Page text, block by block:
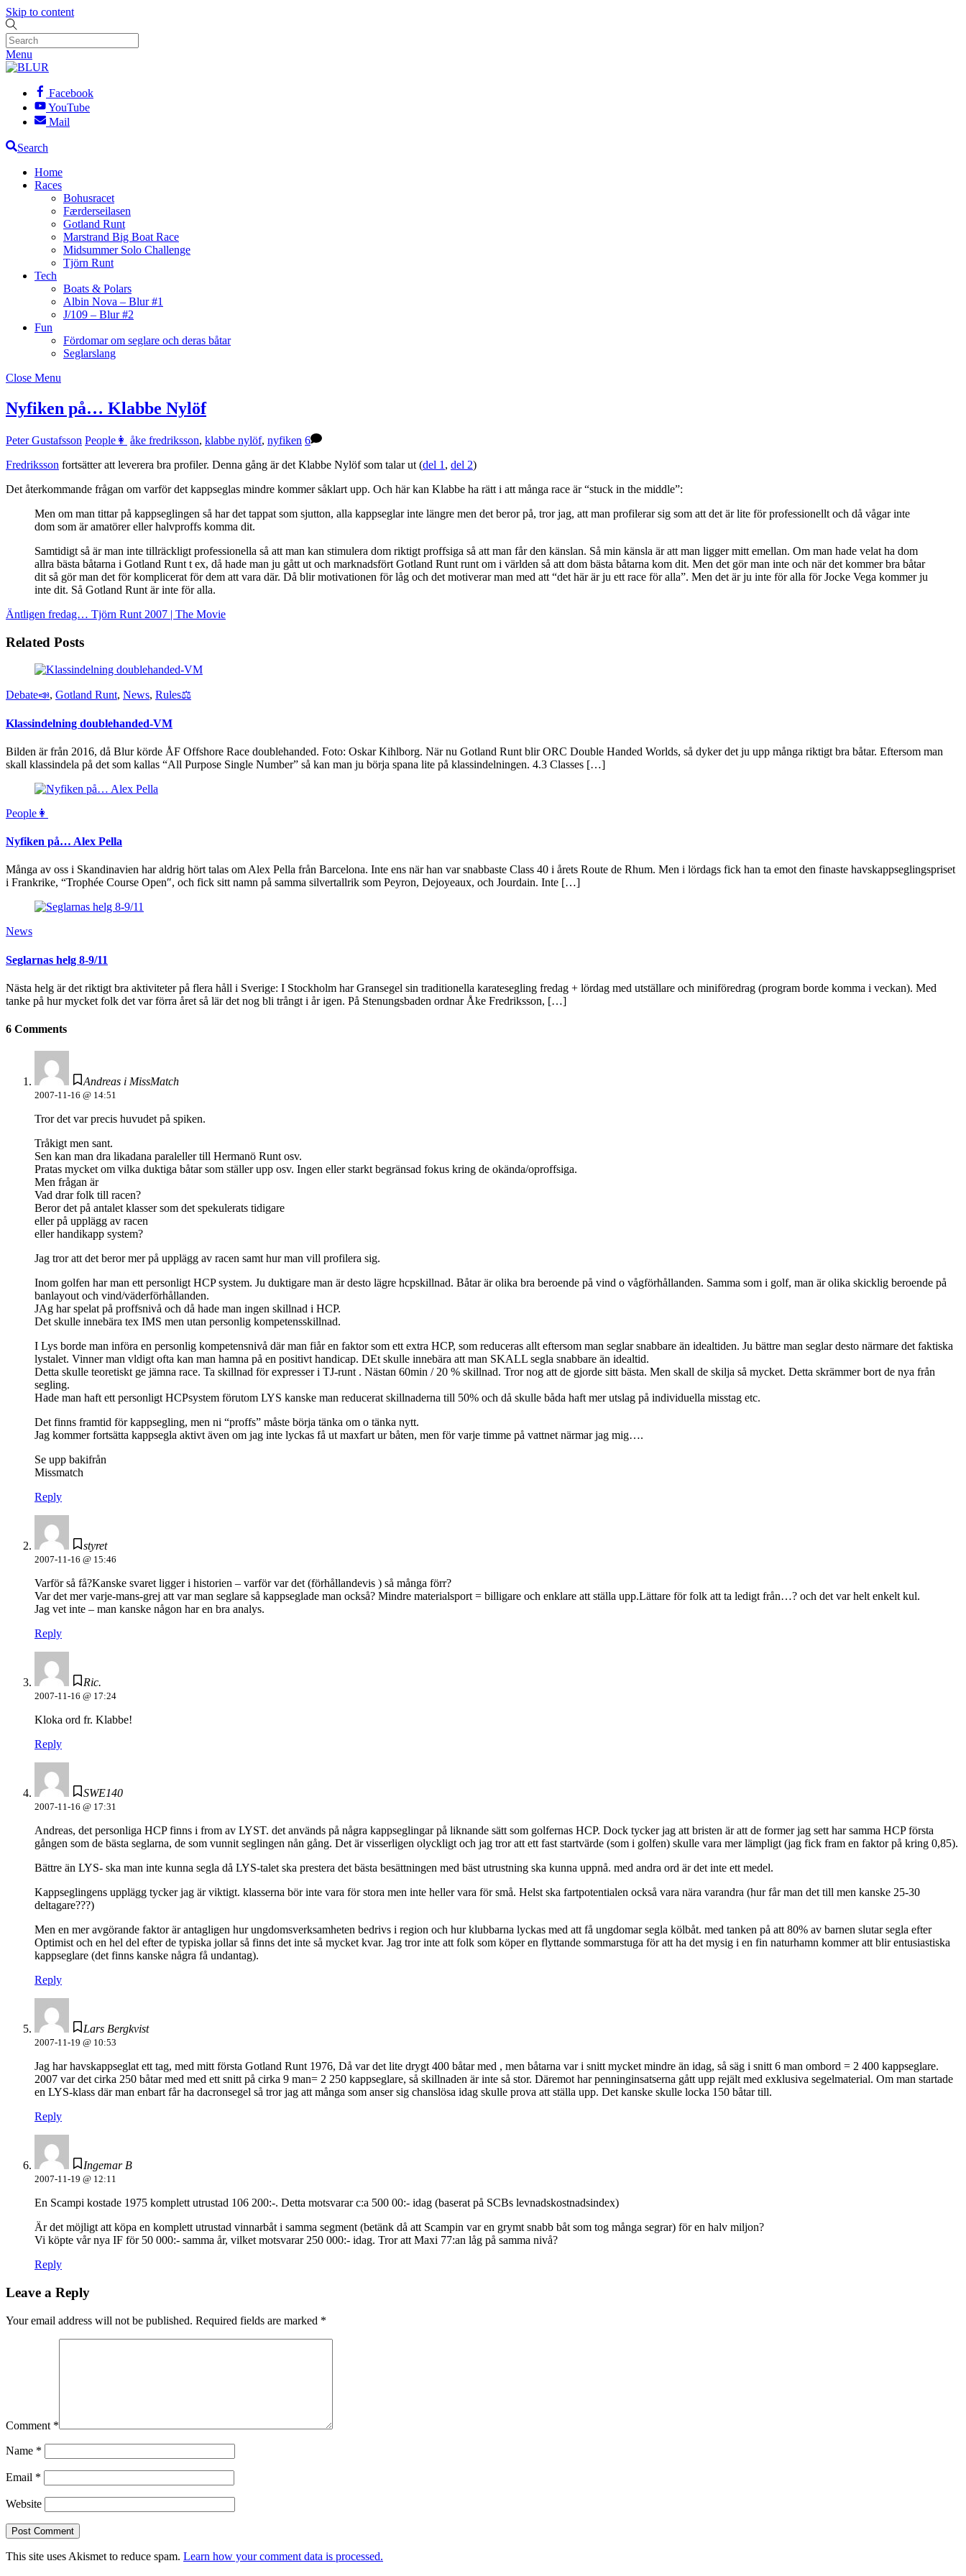
Skip to content
Menu
Facebook
YouTube
Mail
Search
Home
Races
Bohusracet
Færderseilasen
Gotland Runt
Marstrand Big Boat Race
Midsummer Solo Challenge
Tjörn Runt
Tech
Boats & Polars
Albin Nova – Blur #1
J/109 – Blur #2
Fun
Fördomar om seglare och deras båtar
Seglarslang
Close Menu
Nyfiken på… Klabbe Nylöf
Peter Gustafsson People👩 åke fredriksson, klabbe nylöf, nyfiken 6
Fredriksson fortsätter att leverera bra profiler. Denna gång är det Klabbe Nylöf som talar ut (del 1 , del 2)
Det återkommande frågan om varför det kappseglas mindre kommer såklart upp. Och här kan Klabbe ha rätt i att många race är “stuck in the middle”:
Men om man tittar på kappseglingen så har det tappat som sjutton, alla kappseglar inte längre men det beror på, tror jag, att man profilerar sig som att det är lite för professionellt och då vågar inte
dom som är amatörer eller halvproffs komma dit.
Samtidigt så är man inte tillräckligt professionella så att man kan stimulera dom riktigt proffsiga så att man får den känslan. Så min känsla är att man ligger mitt emellan. Om man hade velat ha dom
allra bästa båtarna i Gotland Runt t ex, då hade man ju gått ut och marknadsfört Gotland Runt runt om i världen så att dom bästa båtarna kom dit. Men det gör man inte och när det kommer bra båtar
dit så gör man det för komplicerat för dem att vara där. Då blir motivationen för låg och det motiverar man med att “det här är ju ett race för alla”. Men det är ju inte för alla för Jocke Vega kommer ju
inte dit. Så Gotland Runt är inte för alla.
Äntligen fredag… Tjörn Runt 2007 | The Movie
Related Posts
Debate📣, Gotland Runt, News, Rules⚖️
Klassindelning doublehanded-VM
Bilden är från 2016, då Blur körde ÅF Offshore Race doublehanded. Foto: Oskar Kihlborg. När nu Gotland Runt blir ORC Double Handed Worlds, så dyker det ju upp många riktigt bra båtar. Eftersom man
skall klassindela på det som kallas “All Purpose Single Number” så kan man ju börja spana lite på klassindelningen. 4.3 Classes […]
People👩
Nyfiken på… Alex Pella
Många av oss i Skandinavien har aldrig hört talas om Alex Pella från Barcelona. Inte ens när han var snabbaste Class 40 i årets Route de Rhum. Men i lördags fick han ta emot den finaste havskappseglingspriset
i Frankrike, “Trophée Course Open″, och fick sitt namn på samma silvertallrik som Peyron, Dejoyeaux, och Jourdain. Inte […]
News
Seglarnas helg 8-9/11
Nästa helg är det riktigt bra aktiviteter på flera håll i Sverige: I Stockholm har Gransegel sin traditionella karatesegling fredag + lördag med utställare och miniföredrag (program borde komma i veckan). Med
tanke på hur mycket folk det var förra året så lär det nog bli trångt i år igen. På Stenungsbaden ordnar Åke Fredriksson, […]
6 Comments
Andreas i MissMatch
2007-11-16 @ 14:51
Tror det var precis huvudet på spiken.
Tråkigt men sant.
Sen kan man dra likadana paraleller till Hermanö Runt osv.
Pratas mycket om vilka duktiga båtar som ställer upp osv. Ingen eller starkt begränsad fokus kring de okända/oproffsiga.
Men frågan är
Vad drar folk till racen?
Beror det på antalet klasser som det spekulerats tidigare
eller på upplägg av racen
eller handikapp system?
Jag tror att det beror mer på upplägg av racen samt hur man vill profilera sig.
Inom golfen har man ett personligt HCP system. Ju duktigare man är desto lägre hcpskillnad. Båtar är olika bra beroende på vind o vågförhållanden. Samma som i golf, man är olika skicklig beroende på
banlayout och vind/väderförhållanden.
JAg har spelat på proffsnivå och då hade man ingen skillnad i HCP.
Det skulle innebära tex IMS men utan personlig kompetensskillnad.
I Lys borde man införa en personlig kompetensnivå där man fiår en faktor som ett extra HCP, som reduceras allt eftersom man seglar snabbare än idealtiden. Ju bättre man seglar desto närmare det faktiska
lystalet. Vinner man vldigt ofta kan man hamna på en positivt handicap. DEt skulle innebära att man SKALL segla snabbare än idealtid.
Detta skulle teoretiskt ge jämna race. Ta skillnad för expresser i TJ-runt . Nästan 60min / 20 % skillnad. Tror nog att de gjorde sitt bästa. Men skall de skilja så mycket. Detta skrämmer bort de nya från
segling.
Hade man haft ett personligt HCPsystem förutom LYS kanske man reducerat skillnaderna till 50% och då skulle båda haft mer utslag på individuella misstag etc.
Det finns framtid för kappsegling, men ni “proffs” måste börja tänka om o tänka nytt.
Jag kommer fortsätta kappsegla aktivt även om jag inte lyckas få ut maxfart ur båten, men för varje timme på vattnet närmar jag mig….
Se upp bakifrån
Missmatch
Reply
styret
2007-11-16 @ 15:46
Varför så få?Kanske svaret ligger i historien – varför var det (förhållandevis ) så många förr?
Var det mer varje-mans-grej att var man seglare så kappseglade man också? Mindre materialsport = billigare och enklare att ställa upp.Lättare för folk att ta ledigt från…? och det var helt enkelt kul.
Jag vet inte – man kanske någon har en bra analys.
Reply
Ric.
2007-11-16 @ 17:24
Kloka ord fr. Klabbe!
Reply
SWE140
2007-11-16 @ 17:31
Andreas, det personliga HCP finns i from av LYST. det används på några kappseglingar på liknande sätt som golfernas HCP. Dock tycker jag att bristen är att de former jag sett har samma HCP första
gången som de bästa seglarna, de som vunnit seglingen nån gång. Det är visserligen olyckligt och jag tror att ett fast startvärde (som i golfen) skulle vara mer lämpligt (jag fick fram en faktor på kring 0,85).
Bättre än LYS- ska man inte kunna segla då LYS-talet ska prestera det bästa besättningen med bäst utrustning ska kunna uppnå. med andra ord är det inte ett medel.
Kappseglingens upplägg tycker jag är viktigt. klasserna bör inte vara för stora men inte heller vara för små. Helst ska fartpotentialen också vara nära varandra (hur får man det till men kanske 25-30
deltagare???)
Men en mer avgörande faktor är antagligen hur ungdomsverksamheten bedrivs i region och hur klubbarna lyckas med att få ungdomar segla kölbåt. med tanken på att 80% av barnen slutar segla efter
Optimist och en hel del efter de typiska jollar så finns det inte så mycket kvar. Jag tror inte att folk som köper en flyttande sommarstuga för att ha det mysig i en fin naturhamn kommer att blir entusiastiska
kappseglare (det finns kanske några få undantag).
Reply
Lars Bergkvist
2007-11-19 @ 10:53
Jag har havskappseglat ett tag, med mitt första Gotland Runt 1976, Då var det lite drygt 400 båtar med , men båtarna var i snitt mycket mindre än idag, så säg i snitt 6 man ombord = 2 400 kappseglare.
2007 var det cirka 250 båtar med med ett snitt på cirka 9 man= 2 250 kappseglare, så skillnaden är inte så stor. Däremot har penninginsatserna gått upp rejält med exklusiva segelmaterial. Om man startade
en LYS-klass där man enbart får ha dacronsegel så tror jag att många som anser sig chanslösa idag skulle prova att ställa upp. Det kanske skulle locka 150 båtar till.
Reply
Ingemar B
2007-11-19 @ 12:11
En Scampi kostade 1975 komplett utrustad 106 200:-. Detta motsvarar c:a 500 00:- idag (baserat på SCBs levnadskostnadsindex)
Är det möjligt att köpa en komplett utrustad vinnarbåt i samma segment (betänk då att Scampin var en grymt snabb båt som tog många segrar) för en halv miljon?
Vi köpte vår nya IF för 50 000:- samma år, vilket motsvarar 250 000:- idag. Tror att Maxi 77:an låg på samma nivå?
Reply
Leave a Reply
Your email address will not be published. Required fields are marked *
Comment *
Name *
Email *
Website
This site uses Akismet to reduce spam. Learn how your comment data is processed.